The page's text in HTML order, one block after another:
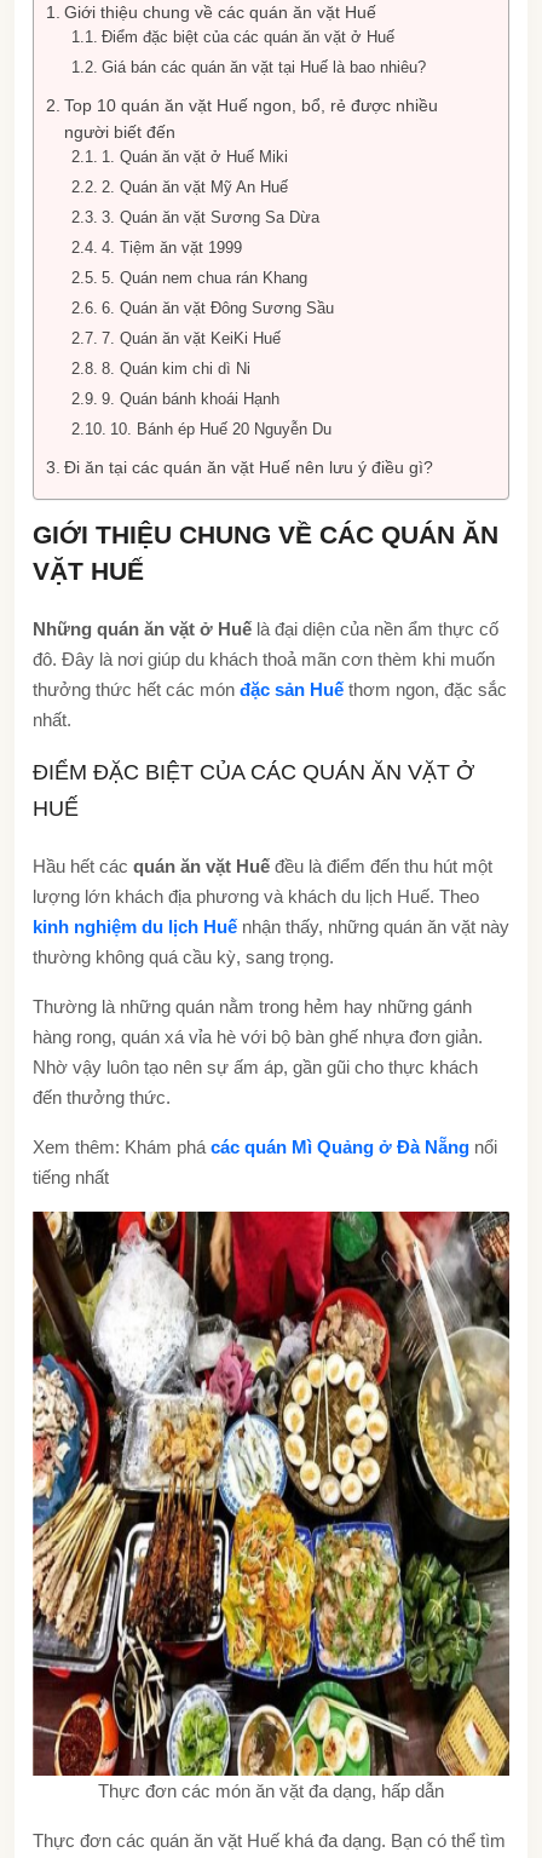
Giới thiệu chung về các quán ăn vặt Huế
Điểm đặc biệt của các quán ăn vặt ở Huế
Giá bán các quán ăn vặt tại Huế là bao nhiêu?
Top 10 quán ăn vặt Huế ngon, bổ, rẻ được nhiều
người biết đến
1. Quán ăn vặt ở Huế Miki
2. Quán ăn vặt Mỹ An Huế
3. Quán ăn vặt Sương Sa Dừa
4. Tiệm ăn vặt 1999
5. Quán nem chua rán Khang
6. Quán ăn vặt Đông Sương Sầu
7. Quán ăn vặt KeiKi Huế
8. Quán kim chi dì Ni
9. Quán bánh khoái Hạnh
10. Bánh ép Huế 20 Nguyễn Du
Đi ăn tại các quán ăn vặt Huế nên lưu ý điều gì?
GIỚI THIỆU CHUNG VỀ CÁC QUÁN ĂN
VẶT HUẾ
Những quán ăn vặt ở Huế là đại diện của nền ẩm thực cố
đô. Đây là nơi giúp du khách thoả mãn cơn thèm khi muốn
thưởng thức hết các món đặc sản Huế thơm ngon, đặc sắc
nhất.
ĐIỂM ĐẶC BIỆT CỦA CÁC QUÁN ĂN VẶT Ở
HUẾ
Hầu hết các quán ăn vặt Huế đều là điểm đến thu hút một
lượng lớn khách địa phương và khách du lịch Huế. Theo
kinh nghiệm du lịch Huế nhận thấy, những quán ăn vặt này
thường không quá cầu kỳ, sang trọng.
Thường là những quán nằm trong hẻm hay những gánh
hàng rong, quán xá vỉa hè với bộ bàn ghế nhựa đơn giản.
Nhờ vậy luôn tạo nên sự ấm áp, gần gũi cho thực khách
đến thưởng thức.
Xem thêm: Khám phá các quán Mì Quảng ở Đà Nẵng nổi
tiếng nhất
Thực đơn các món ăn vặt đa dạng, hấp dẫn
Thực đơn các quán ăn vặt Huế khá đa dạng. Bạn có thể tìm